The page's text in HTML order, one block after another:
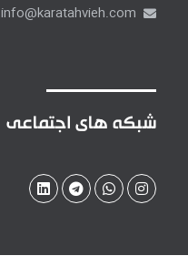
info@karatahvieh.com
شبکه های اجتماعی